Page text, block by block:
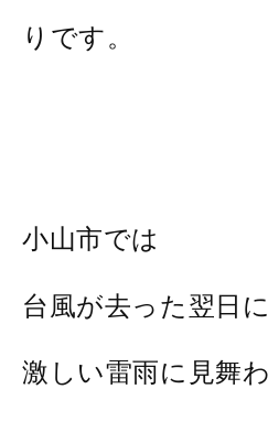
りです。
小山市では
台風が去った翌日に
激しい雷雨に見舞